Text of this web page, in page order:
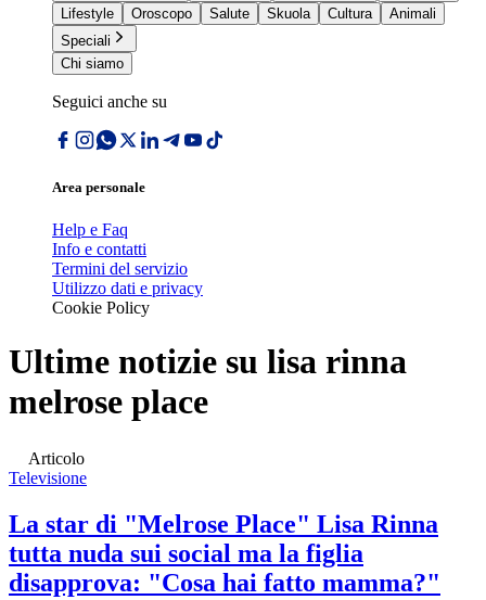
Lifestyle
Oroscopo Salute Skuola Cultura
Animali
Speciali
Chi siamo
Seguici anche su
Area personale
Help e Faq
Info e contatti
Termini del servizio
Utilizzo dati e privacy
Cookie Policy
Ultime notizie su lisa rinna
melrose place
Articolo
Televisione
La star di "Melrose Place" Lisa Rinna
tutta nuda sui social ma la figlia
disapprova: "Cosa hai fatto mamma?"